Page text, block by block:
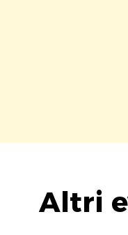
Altri